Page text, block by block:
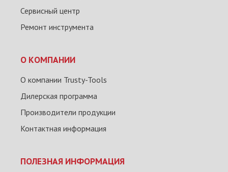
Сервисный центр
Ремонт инструмента
О КОМПАНИИ
О компании Trusty-Tools
Дилерская программа
Производители продукции
Контактная информация
ПОЛЕЗНАЯ ИНФОРМАЦИЯ